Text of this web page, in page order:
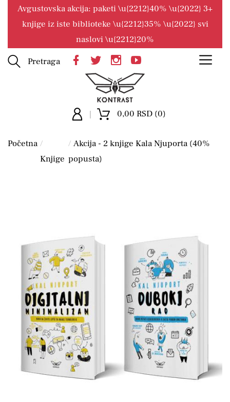
Avgustovska akcija: paketi \u{2212}40% \u{2022} 3+
knjige iz iste biblioteke \u{2212}35% \u{2022} svi
naslovi \u{2212}20%
Pretraga
0,00 RSD (0)
Početna
Knjige
Akcija - 2 knjige Kala Njuporta (40%
popusta)